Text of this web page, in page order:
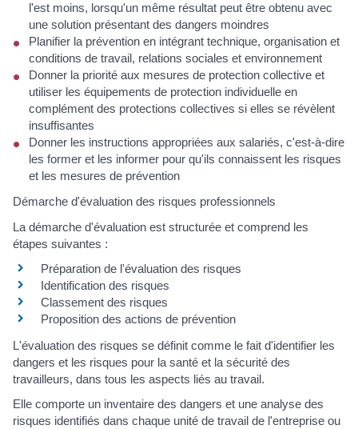
l'est moins, lorsqu'un même résultat peut être obtenu avec
une solution présentant des dangers moindres
Planifier la prévention en intégrant technique, organisation et
conditions de travail, relations sociales et environnement
Donner la priorité aux mesures de protection collective et
utiliser les équipements de protection individuelle en
complément des protections collectives si elles se révèlent
insuffisantes
Donner les instructions appropriées aux salariés, c'est-à-dire
les former et les informer pour qu'ils connaissent les risques
et les mesures de prévention
Démarche d'évaluation des risques professionnels
La démarche d'évaluation est structurée et comprend les
étapes suivantes :
Préparation de l'évaluation des risques
Identification des risques
Classement des risques
Proposition des actions de prévention
L'évaluation des risques se définit comme le fait d'identifier les
dangers et les risques pour la santé et la sécurité des
travailleurs, dans tous les aspects liés au travail.
Elle comporte un inventaire des dangers et une analyse des
risques identifiés dans chaque unité de travail de l'entreprise ou